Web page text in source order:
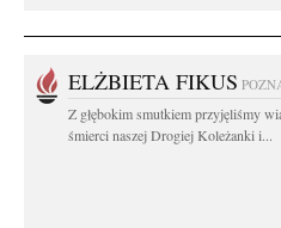
ELŻBIETA FIKUS
Z głębokim smutkiem przyjęliśmy
śmierci naszej Drogiej Koleżanki i...